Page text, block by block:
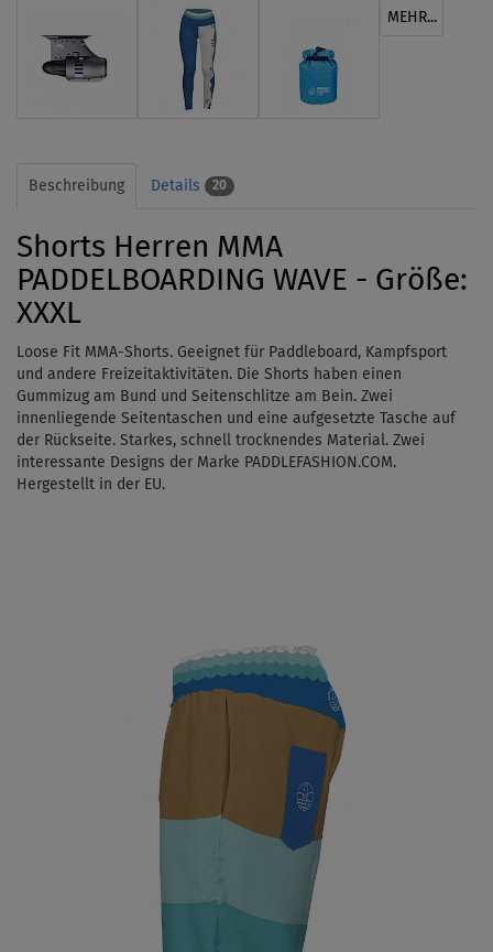
MEHR...
Beschreibung Details 20
Shorts Herren MMA
PADDELBOARDING WAVE - Größe:
XXXL
Loose Fit MMA-Shorts. Geeignet für Paddleboard, Kampfsport
und andere Freizeitaktivitäten. Die Shorts haben einen
Gummizug am Bund und Seitenschlitze am Bein. Zwei
innenliegende Seitentaschen und eine aufgesetzte Tasche auf
der Rückseite. Starkes, schnell trocknendes Material. Zwei
interessante Designs der Marke PADDLEFASHION.COM.
Hergestellt in der EU.